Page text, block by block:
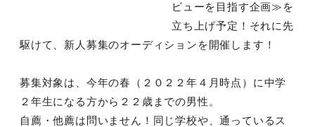
ビューを目指す企画≫を
立ち上げ予定！それに先
駆けて、新人募集のオーディションを開催します！
募集対象は、今年の春（２０２２年４月時点）に中学
２年生になる方から２２歳までの男性。
自薦・他薦は問いません！同じ学校や、通っているス